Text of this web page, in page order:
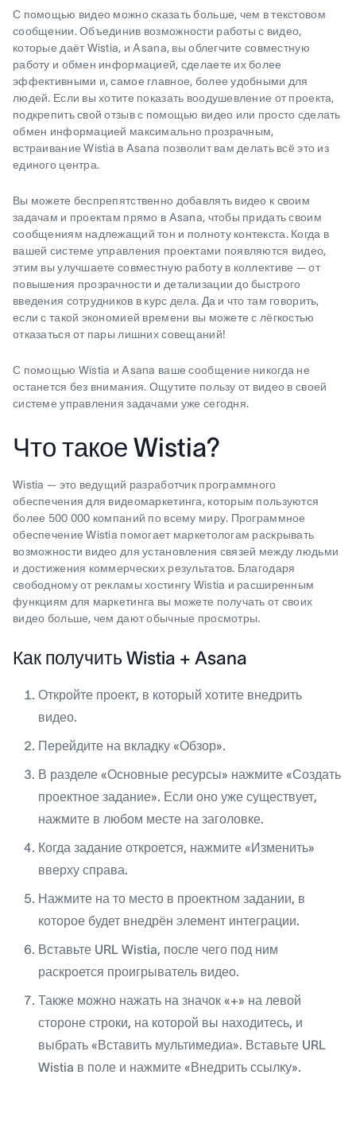
С помощью видео можно сказать больше, чем в текстовом
сообщении. Объединив возможности работы с видео,
которые даёт Wistia, и Asana, вы облегчите совместную
работу и обмен информацией, сделаете их более
эффективными и, самое главное, более удобными для
людей. Если вы хотите показать воодушевление от проекта,
подкрепить свой отзыв с помощью видео или просто сделать
обмен информацией максимально прозрачным,
встраивание Wistia в Asana позволит вам делать всё это из
единого центра.
Вы можете беспрепятственно добавлять видео к своим
задачам и проектам прямо в Asana, чтобы придать своим
сообщениям надлежащий тон и полноту контекста. Когда в
вашей системе управления проектами появляются видео,
этим вы улучшаете совместную работу в коллективе — от
повышения прозрачности и детализации до быстрого
введения сотрудников в курс дела. Да и что там говорить,
если с такой экономией времени вы можете с лёгкостью
отказаться от пары лишних совещаний!
С помощью Wistia и Asana ваше сообщение никогда не
останется без внимания. Ощутите пользу от видео в своей
системе управления задачами уже сегодня.
Что такое Wistia?
Wistia — это ведущий разработчик программного
обеспечения для видеомаркетинга, которым пользуются
более 500 000 компаний по всему миру. Программное
обеспечение Wistia помогает маркетологам раскрывать
возможности видео для установления связей между людьми
и достижения коммерческих результатов. Благодаря
свободному от рекламы хостингу Wistia и расширенным
функциям для маркетинга вы можете получать от своих
видео больше, чем дают обычные просмотры.
Как получить Wistia + Asana
Откройте проект, в который хотите внедрить
видео.
Перейдите на вкладку «Обзор».
В разделе «Основные ресурсы» нажмите «Создать
проектное задание». Если оно уже существует,
нажмите в любом месте на заголовке.
Когда задание откроется, нажмите «Изменить»
вверху справа.
Нажмите на то место в проектном задании, в
которое будет внедрён элемент интеграции.
Вставьте URL Wistia, после чего под ним
раскроется проигрыватель видео.
Также можно нажать на значок «+» на левой
стороне строки, на которой вы находитесь, и
выбрать «Вставить мультимедиа». Вставьте URL
Wistia в поле и нажмите «Внедрить ссылку».